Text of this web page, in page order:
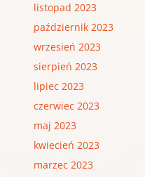
listopad 2023
październik 2023
wrzesień 2023
sierpień 2023
lipiec 2023
czerwiec 2023
maj 2023
kwiecień 2023
marzec 2023